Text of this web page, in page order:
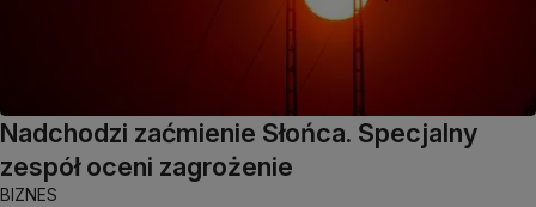
Nadchodzi zaćmienie Słońca. Specjalny
zespół oceni zagrożenie
BIZNES